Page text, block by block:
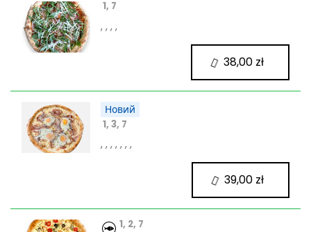
1, 7
, , , ,
Новий
1, 3, 7
, , , , , , ,
1, 2, 7